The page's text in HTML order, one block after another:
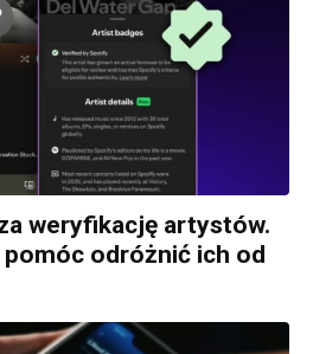
weryfikację artystów.
odróżnić ich od